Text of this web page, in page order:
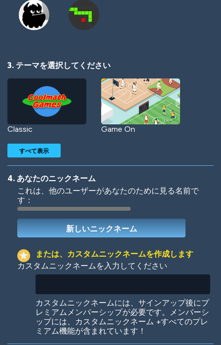
3. テーマを選択してください
Classic Game On
Woof
Colorful
すべて表示
4. あなたのニックネーム
これは、他のユーザーがあなたのために見る名前で
す：
または、カスタムニックネームを作成します
カスタムニックネームを入力してください
カスタムニックネームには、サインアップ後にプ
レミアムメンバーシップが必要です。メンバーシ
ップには、カスタムニックネーム +すべてのプレ
ミアム機能が含まれています！